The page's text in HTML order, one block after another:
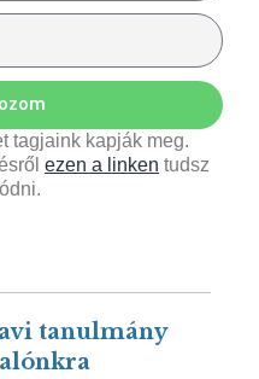
tagjaink kapják meg.
ezen a linken tudsz
tanulmány